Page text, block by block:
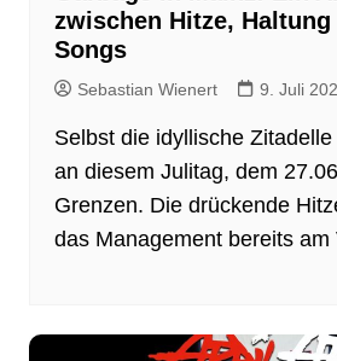
zwischen Hitze,
Songs
Sebastian Wienert 9. Juli
Selbst die idyllische
an diesem Julitag, dem
Grenzen. Die drückende
das Management bereits am